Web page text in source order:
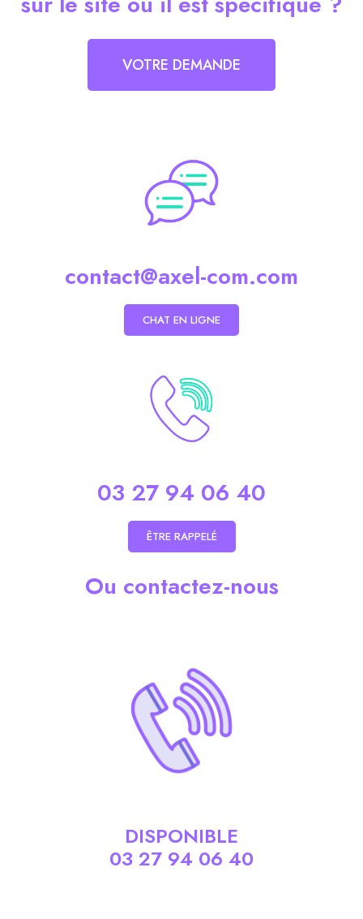
VOTRE DEMANDE
contact@axel-com.com
CHAT EN LIGNE
03 27 94 06 40
ÊTRE RAPPELÉ
Ou contactez-nous
DISPONIBLE
03 27 94 06 40